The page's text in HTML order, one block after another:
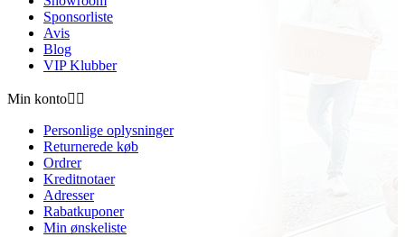
Sponsorliste
Avis
Blog
VIP Klubber
Min konto 
Personlige oplysninger
Returnerede køb
Ordrer
Kreditnotaer
Adresser
Rabatkuponer
Min ønskeliste